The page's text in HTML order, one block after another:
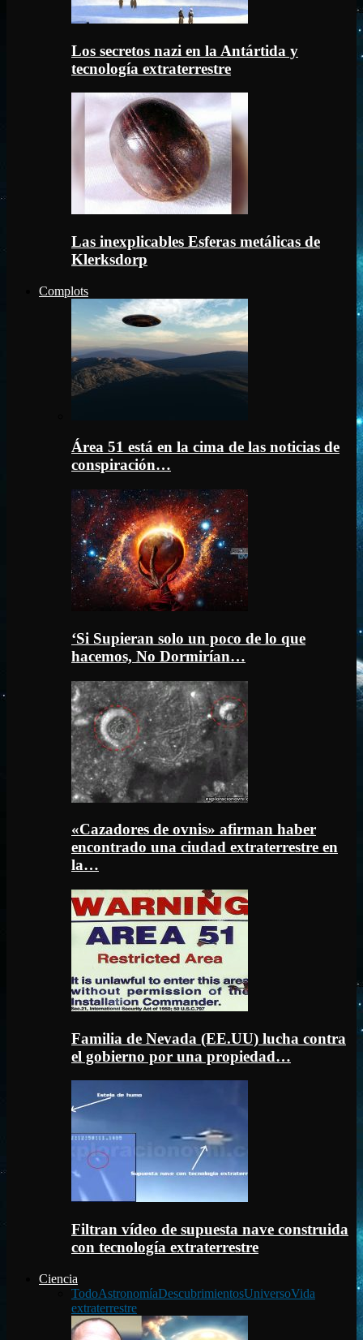
Los secretos nazi en la Antártida y
tecnología extraterrestre
Las inexplicables Esferas metálicas de
Klerksdorp
Complots
Área 51 está en la cima de las noticias de
conspiración…
‘Si Supieran solo un poco de lo que
hacemos, No Dormirían…
«Cazadores de ovnis» afirman haber
encontrado una ciudad extraterrestre en
la…
Familia de Nevada (EE.UU) lucha contra
el gobierno por una propiedad…
Filtran vídeo de supuesta nave construida
con tecnología extraterrestre
Ciencia
TodoAstronomíaDescubrimientosUniversoVida
extraterrestre